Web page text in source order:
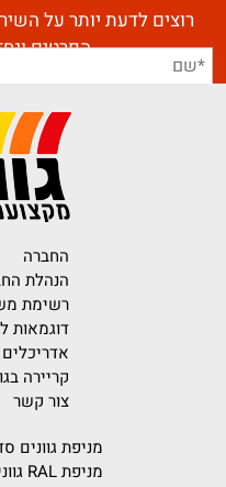
רוצים לדעת יותר על
הפרטים
החברה
הנהלת
רשימת
דוגמאות
קריירה
צור קשר
מניפת גוונים
מניפת RAL גוונים